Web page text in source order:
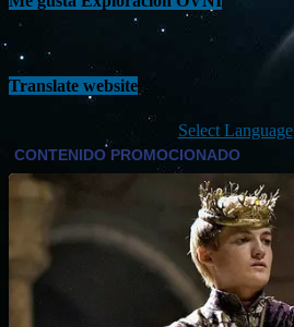
Translate website
Select Language